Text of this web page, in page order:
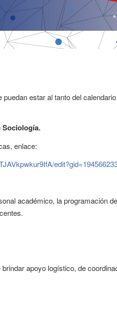
estar al tanto del
Sociología.
enlace:
académico, la programación
apoyo logístico, de